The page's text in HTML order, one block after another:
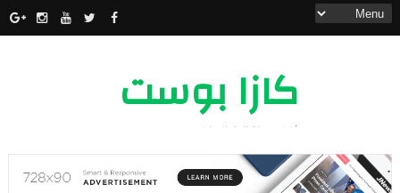
كازا بوست
أخبار مدينة الدار البيضاء